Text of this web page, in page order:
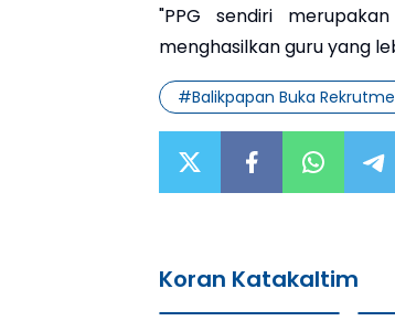
"PPG sendiri
menghasilkan guru yang
#Balikpapan Buka
Koran Katakaltim